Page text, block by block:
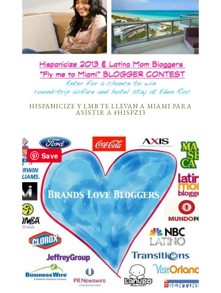
HISPANICIZE Y LMB TE LLEVAN A MIAMI PARA
ASISTIR A #HISPZ13
Save